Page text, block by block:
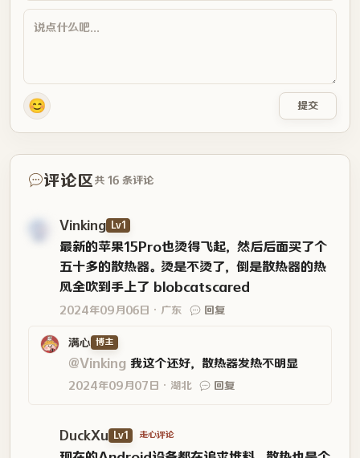
😊 提交
评论区 共 16 条评论
Vinking Lv1
最新的苹果15Pro也烫得飞起，然后后面买了个
五十多的散热器。烫是不烫了，倒是散热器的热
风全吹到手上了 blobcatscared
2024年09月06日 广东 回复
满心 博主
@Vinking 我这个还好，散热器发热不明显
2024年09月07日 湖北 回复
DuckXu Lv1 走心评论